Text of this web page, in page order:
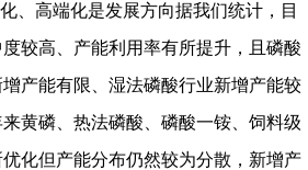
高端化是发展方向据我们统计，目
较高、产能利用率有所提升，且磷酸
产能有限、湿法磷酸行业新增产能较
黄磷、热法磷酸、磷酸一铵、饲料级
化但产能分布仍然较为分散，新增产